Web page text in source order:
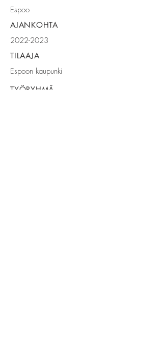
Espoo
AJANKOHTA
2022-2023
TILAAJA
Espoon kaupunki
TYÖRYHMÄ